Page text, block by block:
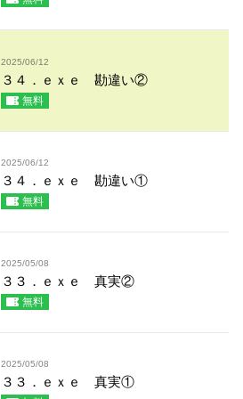
2025/06/12
３４．ｅｘｅ 勘違い②
無料
2025/06/12
３４．ｅｘｅ 勘違い①
無料
2025/05/08
３３．ｅｘｅ 真実②
無料
2025/05/08
３３．ｅｘｅ 真実①